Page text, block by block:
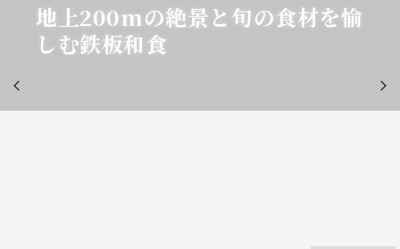
地上200mの絶景と旬の食材を愉
しむ鉄板和食